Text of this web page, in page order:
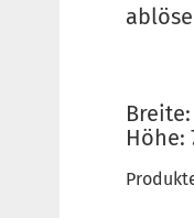
Höhe: